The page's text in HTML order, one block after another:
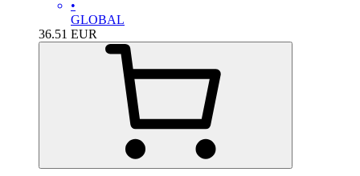
•
GLOBAL
36.51 EUR